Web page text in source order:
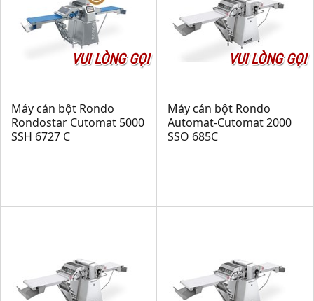
VUI LÒNG GỌI
Máy cán bột Rondo
Rondostar Cutomat 5000
SSH 6727 C
VUI LÒNG GỌI
Máy cán bột Rondo
Automat-Cutomat 2000
SSO 685C